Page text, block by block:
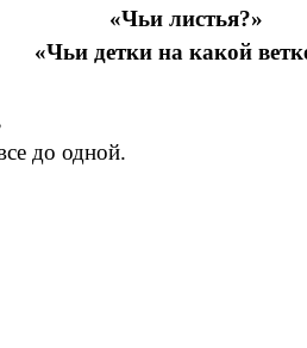
«Чьи листья?»
«Чьи детки на какой
до одной.